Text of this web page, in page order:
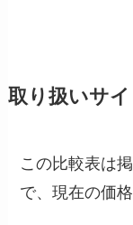
取り扱いサ
この比較表は
で、現在の価